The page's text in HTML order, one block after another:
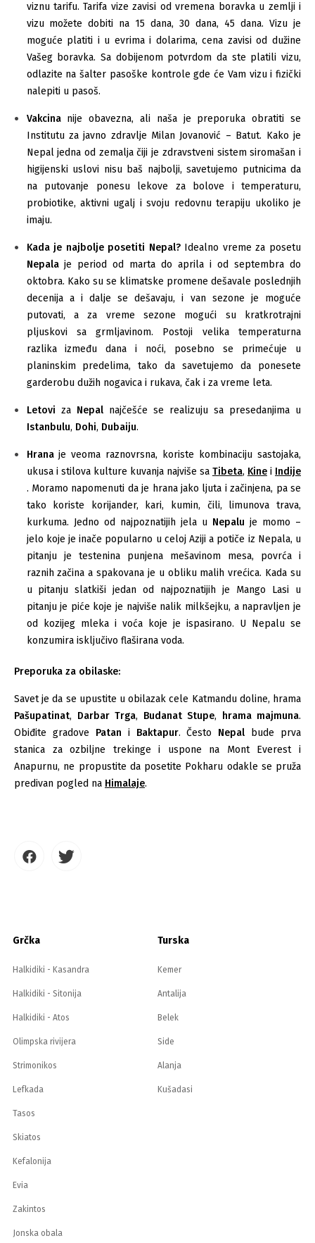
viznu tarifu. Tarifa vize zavisi od vremena boravka u zemlji i
vizu možete dobiti na 15 dana, 30 dana, 45 dana. Vizu je
moguće platiti i u evrima i dolarima, cena zavisi od dužine
Vašeg boravka. Sa dobijenom potvrdom da ste platili vizu,
odlazite na šalter pasoške kontrole gde će Vam vizu i fizički
nalepiti u pasoš.
Vakcinanije obavezna, ali naša je preporuka obratiti se
Institutu za javno zdravlje Milan Jovanović – Batut. Kako je
Nepal jedna od zemalja čiji je zdravstveni sistem siromašan i
higijenski uslovi nisu baš najbolji, savetujemo putnicima da
na putovanje ponesu lekove za bolove i temperaturu,
probiotike, aktivni ugalj i svoju redovnu terapiju ukoliko je
imaju.
Kada je najbolje posetiti Nepal? Idealno vreme za posetu
Nepalaje period od marta do aprila i od septembra do
oktobra. Kako su se klimatske promene dešavale poslednjih
decenija a i dalje se dešavaju, i van sezone je moguće
putovati, a za vreme sezone mogući su kratkrotrajni
pljuskovi sa grmljavinom. Postoji velika temperaturna
razlika između dana i noći, posebno se primećuje u
planinskim predelima, tako da savetujemo da ponesete
garderobu dužih nogavica i rukava, čak i za vreme leta.
Letovi za Nepalnajčešće se realizuju sa presedanjima u
Istanbulu, Dohi, Dubaiju.
Hranaje veoma raznovrsna, koriste kombinaciju sastojaka,
ukusa i stilova kulture kuvanja najviše sa Tibeta, Kinei Indije
. Moramo napomenuti da je hrana jako ljuta i začinjena, pa se
tako koriste korijander, kari, kumin, čili, limunova trava,
kurkuma. Jedno od najpoznatijih jela u Nepalu je momo –
jelo koje je inače popularno u celoj Aziji a potiče iz Nepala, u
pitanju je testenina punjena mešavinom mesa, povrća i
raznih začina a spakovana je u obliku malih vrećica. Kada su
u pitanju slatkiši jedan od najpoznatijih je Mango Lasi u
pitanju je piće koje je najviše nalik milkšejku, a napravljen je
od kozijeg mleka i voća koje je ispasirano. U Nepalu se
konzumira isključivo flaširana voda.
Preporuka za obilaske:
Savet je da se upustite u obilazak cele Katmandu doline, hrama
Pašupatinat, Darbar Trga, Budanat Stupe, hrama majmuna.
Obiđite gradove Patan i Baktapur. Često Nepal bude prva
stanica za ozbiljne trekinge i uspone na Mont Everest i
Anapurnu, ne propustite da posetite Pokharu odakle se pruža
predivan pogled na Himalaje.
Grčka
Halkidiki - Kasandra
Halkidiki - Sitonija
Halkidiki - Atos
Olimpska rivijera
Strimonikos
Lefkada
Tasos
Skiatos
Kefalonija
Evia
Zakintos
Jonska obala
Turska
Kemer
Antalija
Belek
Side
Alanja
Kušadasi